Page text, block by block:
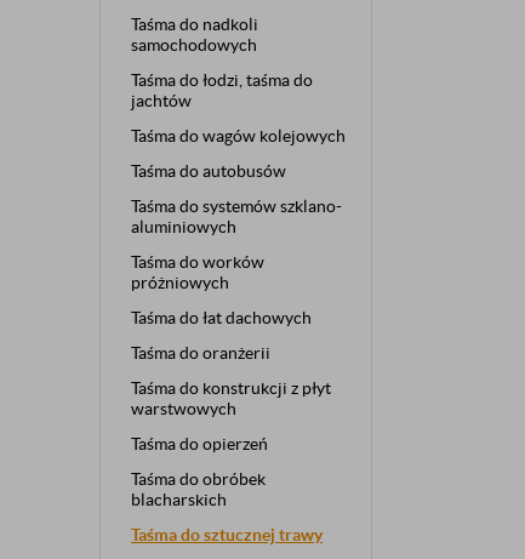
Taśma do nadkoli
samochodowych
Taśma do łodzi, taśma do
jachtów
Taśma do wagów kolejowych
Taśma do autobusów
Taśma do systemów szklano-
aluminiowych
Taśma do worków
próżniowych
Taśma do łat dachowych
Taśma do oranżerii
Taśma do konstrukcji z płyt
warstwowych
Taśma do opierzeń
Taśma do obróbek
blacharskich
Taśma do sztucznej trawy